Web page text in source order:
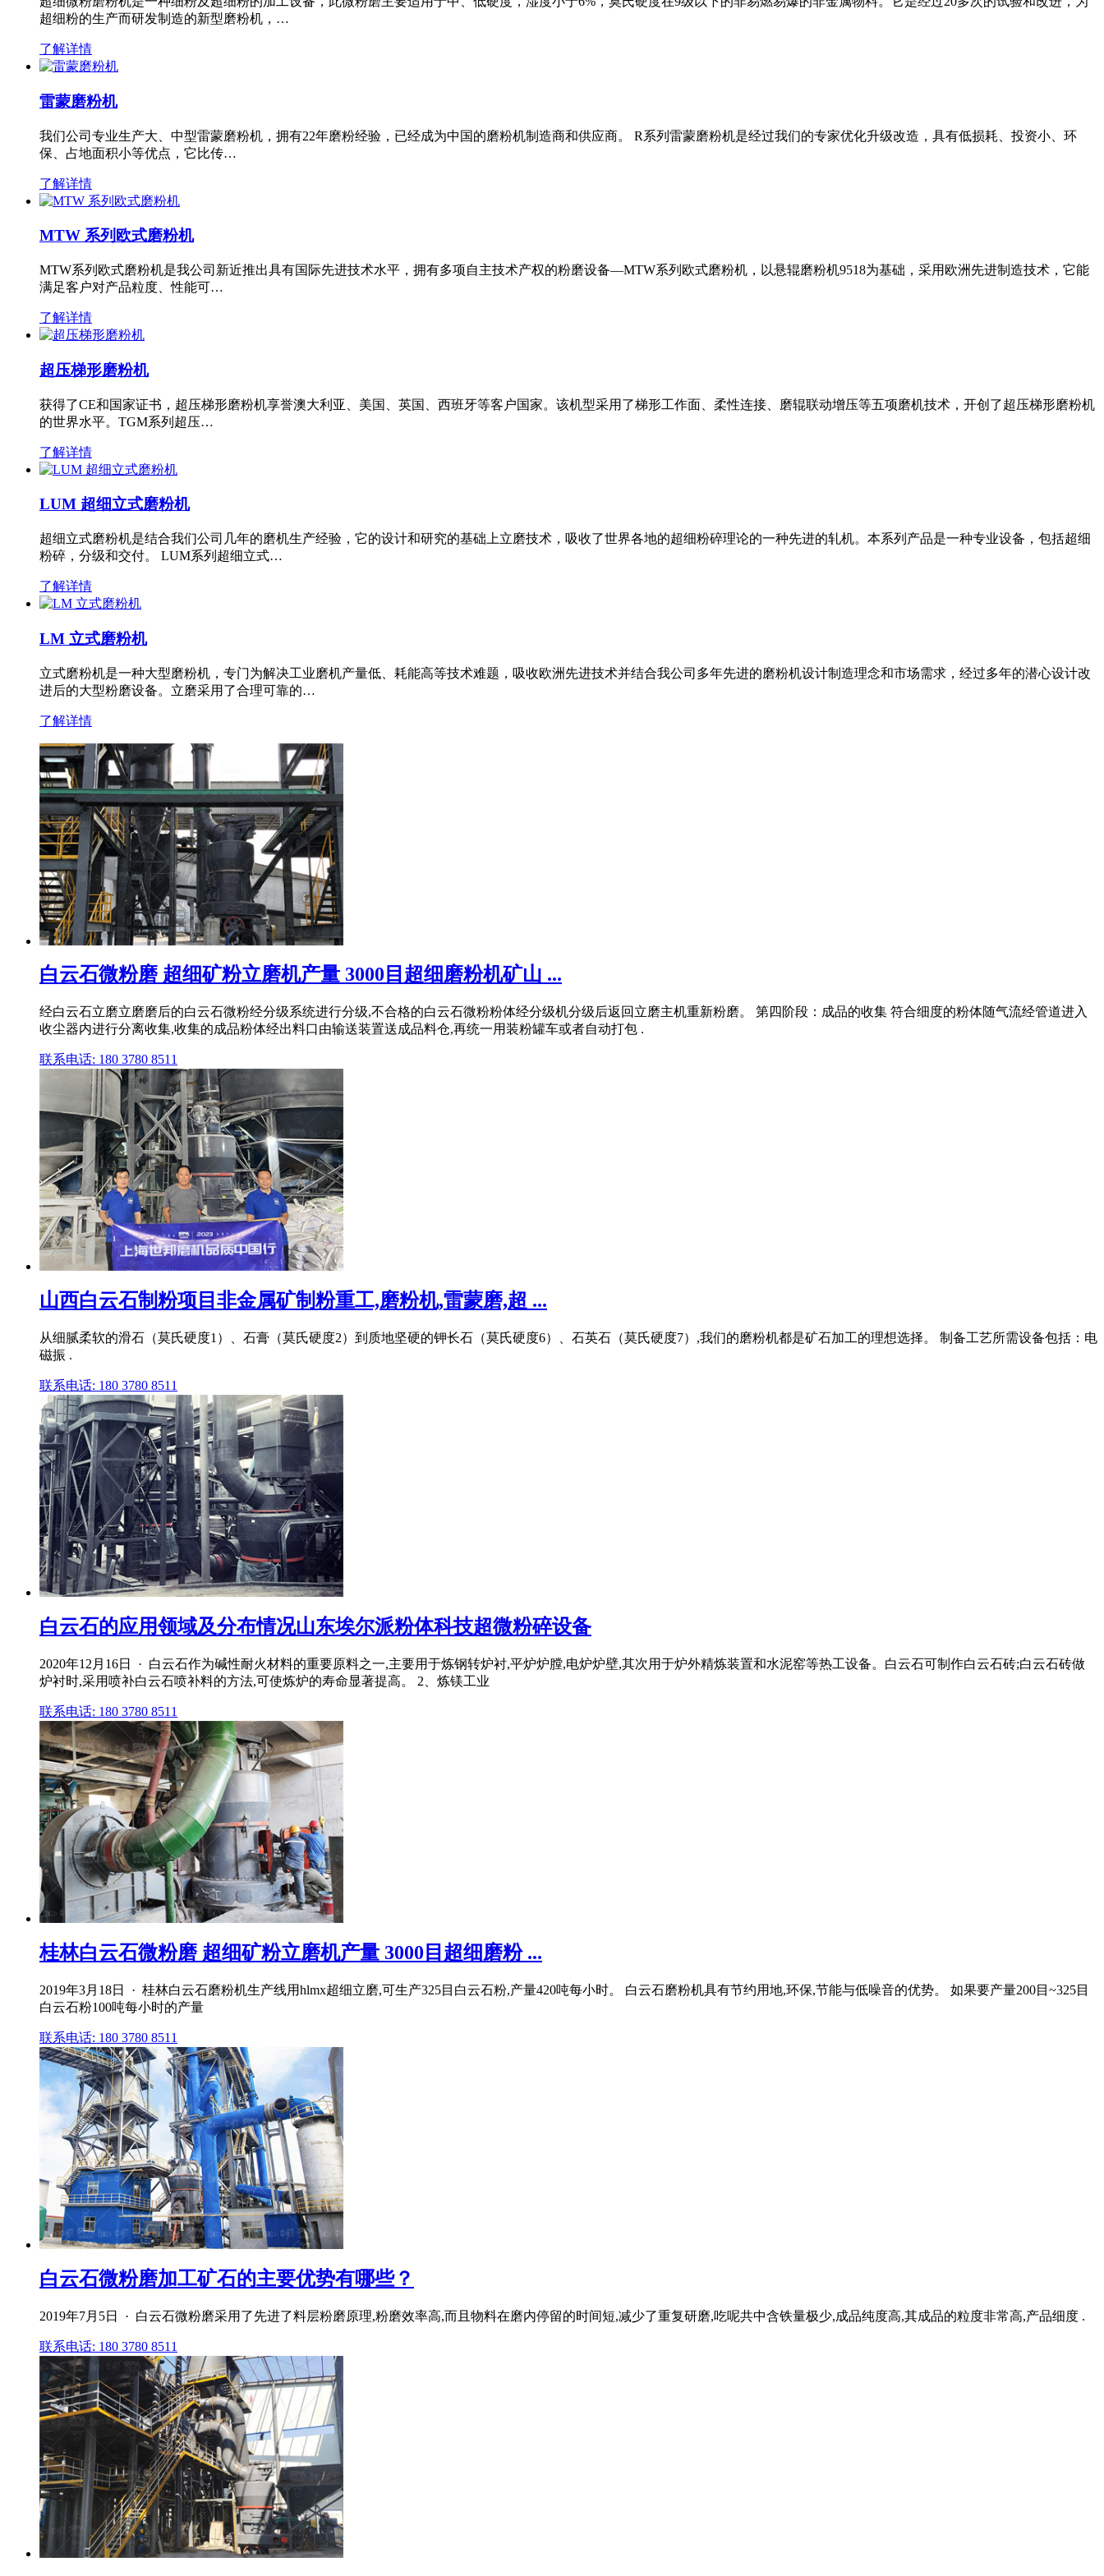
超细粉的生产而研发制造的新型磨粉机，…
了解详情
雷蒙磨粉机
我们公司专业生产大、中型雷蒙磨粉机，拥有22年磨粉经验，已经成为中国的磨粉机制造商和供应商。 R系列雷蒙磨粉机是经过我们的专家优化升级改造，具有低损耗、投资小、环
保、占地面积小等优点，它比传…
了解详情
MTW 系列欧式磨粉机
MTW系列欧式磨粉机是我公司新近推出具有国际先进技术水平，拥有多项自主技术产权的粉磨设备—MTW系列欧式磨粉机，以悬辊磨粉机9518为基础，采用欧洲先进制造技术，它能
满足客户对产品粒度、性能可…
了解详情
超压梯形磨粉机
获得了CE和国家证书，超压梯形磨粉机享誉澳大利亚、美国、英国、西班牙等客户国家。该机型采用了梯形工作面、柔性连接、磨辊联动增压等五项磨机技术，开创了超压梯形磨粉机
的世界水平。TGM系列超压…
了解详情
LUM 超细立式磨粉机
超细立式磨粉机是结合我们公司几年的磨机生产经验，它的设计和研究的基础上立磨技术，吸收了世界各地的超细粉碎理论的一种先进的轧机。本系列产品是一种专业设备，包括超细
粉碎，分级和交付。 LUM系列超细立式…
了解详情
LM 立式磨粉机
立式磨粉机是一种大型磨粉机，专门为解决工业磨机产量低、耗能高等技术难题，吸收欧洲先进技术并结合我公司多年先进的磨粉机设计制造理念和市场需求，经过多年的潜心设计改
进后的大型粉磨设备。立磨采用了合理可靠的…
了解详情
白云石微粉磨 超细矿粉立磨机产量 3000目超细磨粉机矿山 ...
经白云石立磨立磨磨后的白云石微粉经分级系统进行分级,不合格的白云石微粉粉体经分级机分级后返回立磨主机重新粉磨。 第四阶段：成品的收集 符合细度的粉体随气流经管道进入
收尘器内进行分离收集,收集的成品粉体经出料口由输送装置送成品料仓,再统一用装粉罐车或者自动打包 .
联系电话: 180 3780 8511
山西白云石制粉项目非金属矿制粉重工,磨粉机,雷蒙磨,超 ...
从细腻柔软的滑石（莫氏硬度1）、石膏（莫氏硬度2）到质地坚硬的钾长石（莫氏硬度6）、石英石（莫氏硬度7）,我们的磨粉机都是矿石加工的理想选择。 制备工艺所需设备包括：电
磁振 .
联系电话: 180 3780 8511
白云石的应用领域及分布情况山东埃尔派粉体科技超微粉碎设备
2020年12月16日 · 白云石作为碱性耐火材料的重要原料之一,主要用于炼钢转炉衬,平炉炉膛,电炉炉壁,其次用于炉外精炼装置和水泥窑等热工设备。白云石可制作白云石砖;白云石砖做
炉衬时,采用喷补白云石喷补料的方法,可使炼炉的寿命显著提高。 2、炼镁工业
联系电话: 180 3780 8511
桂林白云石微粉磨 超细矿粉立磨机产量 3000目超细磨粉 ...
2019年3月18日 · 桂林白云石磨粉机生产线用hlmx超细立磨,可生产325目白云石粉,产量420吨每小时。 白云石磨粉机具有节约用地,环保,节能与低噪音的优势。 如果要产量200目~325目
白云石粉100吨每小时的产量
联系电话: 180 3780 8511
白云石微粉磨加工矿石的主要优势有哪些？
2019年7月5日 · 白云石微粉磨采用了先进了料层粉磨原理,粉磨效率高,而且物料在磨内停留的时间短,减少了重复研磨,吃呢共中含铁量极少,成品纯度高,其成品的粒度非常高,产品细度 .
联系电话: 180 3780 8511